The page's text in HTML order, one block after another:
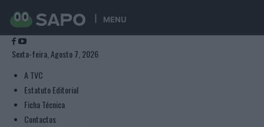
MENU
Sexta-feira, Agosto 7, 2026
A TVC
Estatuto Editorial
Ficha Técnica
Contactos